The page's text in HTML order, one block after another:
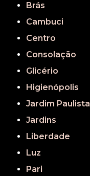
Brás
Cambuci
Centro
Consolação
Glicério
Higienópolis
Jardim Paulista
Jardins
Liberdade
Luz
Pari